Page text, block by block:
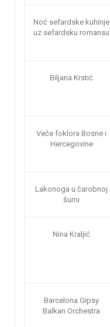
Noć sefardske kuhinje
uz sefardsku romansu
Biljana Krstić
Veče foklora Bosne i
Hercegovine
Lakonoga u čarobnoj
šumi
Nina Kraljić
Barcelona Gipsy
Balkan Orchestra